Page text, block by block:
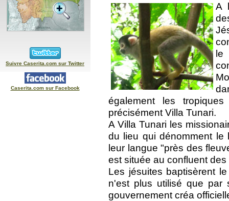
Suivre Caserita.com sur Twitter
Caserita.com sur Facebook
A
le
également les
précisément Villa Tunari.
A Villa Tunari les
du lieu qui dénomment
leur langue "près des
est située au confluent
Les jésuites baptisèrent
n'est plus utilisé que par
gouvernement créa